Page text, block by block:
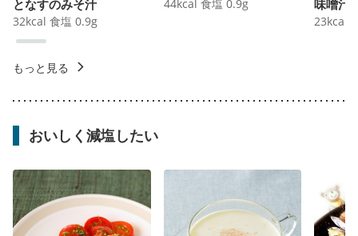
となすのみそ汁
32kcal 食塩 0.9g
44kcal 食塩 0.9g
味噌汁
23kcal
もっと見る
おいしく減塩したい